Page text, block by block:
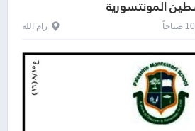
المونتسورية
رام الله